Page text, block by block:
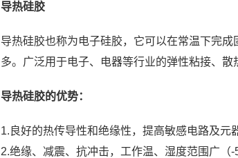
导热硅胶
导热硅胶也称为电子硅胶，它可以在常温下完
多。广泛用于电子、电器等行业的弹性粘接、散
导热硅胶的优势：
1.良好的热传导性和绝缘性，提高敏感电路及元
2.绝缘、减震、抗冲击，工作温、湿度范围广（